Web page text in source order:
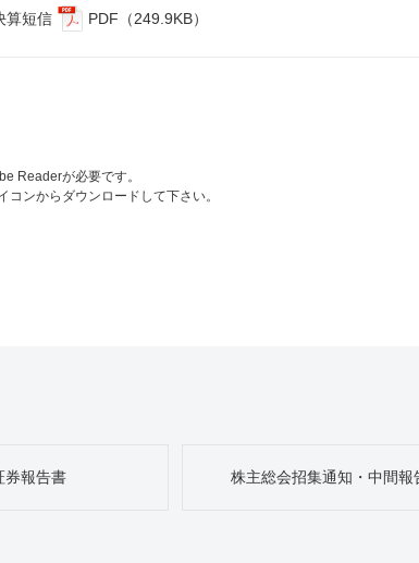
算短信 PDF（249.9KB）
Readerが必要です。
ンからダウンロードして下さい。
券報告書 株主総会招集通知・中間報